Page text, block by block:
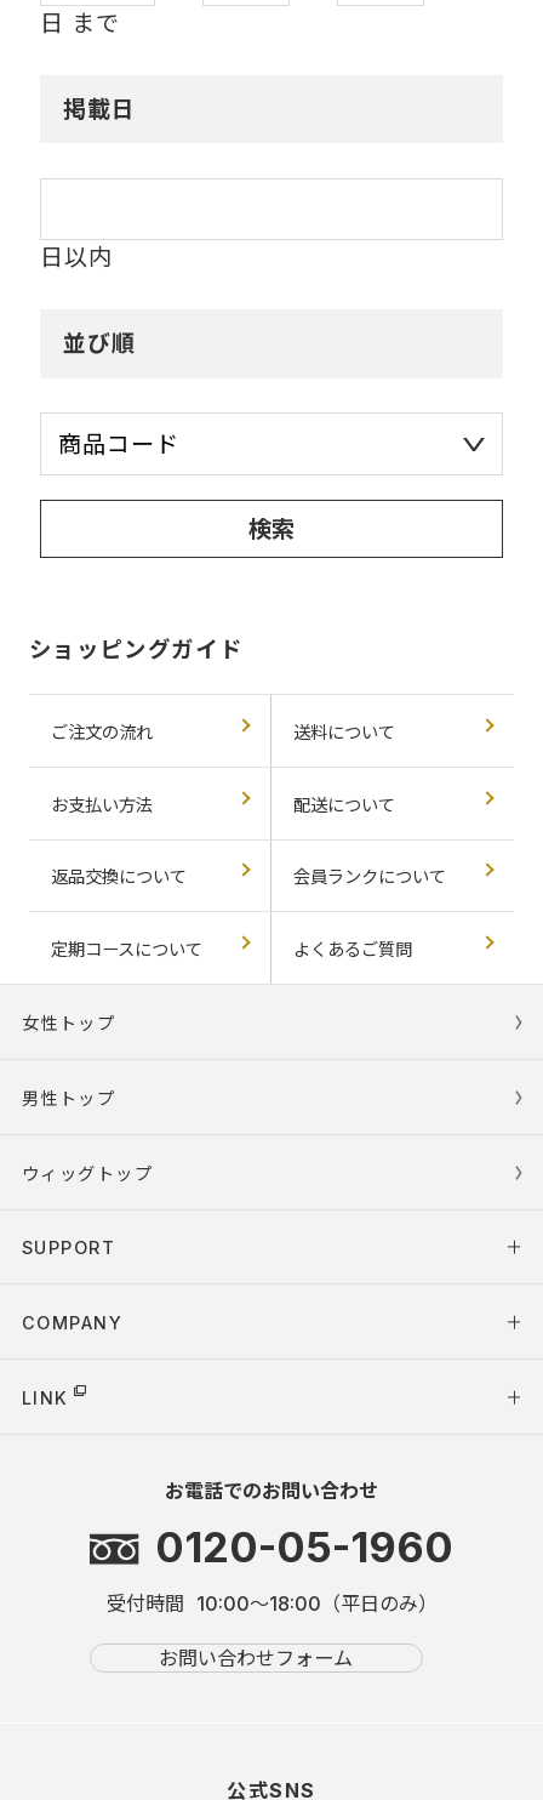
日 まで
掲載日
日以内
並び順
ショッピングガイド
ご注文の流れ 送料について
お支払い方法 配送について
返品交換について 会員ランクについて
定期コースについて よくあるご質問
女性トップ
男性トップ
ウィッグトップ
SUPPORT
COMPANY
LINK
お電話でのお問い合わせ
0120-05-1960
受付時間 10:00～18:00（平日のみ）
お問い合わせフォーム
公式SNS